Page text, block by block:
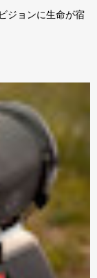
ジョンに生命が宿